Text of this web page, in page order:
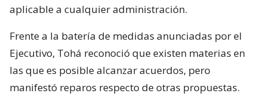
aplicable a cualquier administración.
Frente a la batería de medidas anunciadas por el
Ejecutivo, Tohá reconoció que existen materias en
las que es posible alcanzar acuerdos, pero
manifestó reparos respecto de otras propuestas.